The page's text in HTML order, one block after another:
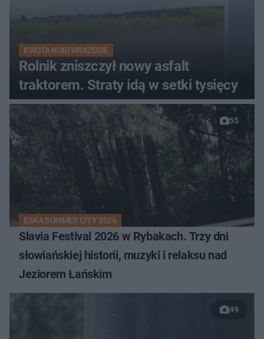
KWOTA ROBI WRAŻENIE
Rolnik zniszczył nowy asfalt
traktorem. Straty idą w setki tysięcy
55
ESKA SUMMER CITY 2026
Slavia Festival 2026 w Rybakach. Trzy dni
słowiańskiej historii, muzyki i relaksu nad
Jeziorem Łańskim
49